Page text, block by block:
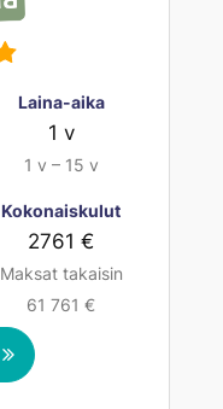
Laina-aika
1 v
1 v – 15 v
Kokonaiskulut
2761 €
Maksat takaisin
61 761 €